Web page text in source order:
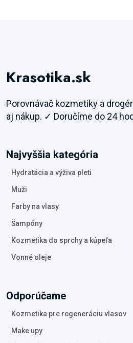
Krasotika.sk
Porovnávač kozmetiky a
aj nákup. ✓ Doručíme do 24
Najvyššia kategória
Hydratácia a výživa pleti
Muži
Farby na vlasy
Šampóny
Kozmetika do sprchy a kúpeľa
Vonné oleje
Odporúčame
Kozmetika pre regeneráciu vlasov
Make upy